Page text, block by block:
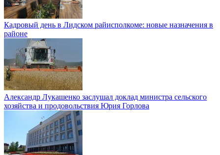
Кадровый день в Лидском райисполкоме: новые назначения в
районе
Александр Лукашенко заслушал доклад министра сельского
хозяйства и продовольствия Юрия Горлова